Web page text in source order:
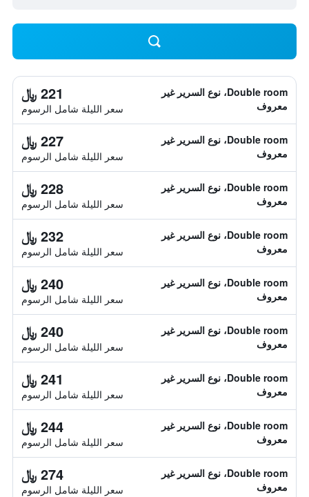
Double room، نوع السرير غير
معروف
221 ﷼
سعر الليلة شامل الرسوم
Double room، نوع السرير غير
معروف
227 ﷼
سعر الليلة شامل الرسوم
Double room، نوع السرير غير
معروف
228 ﷼
سعر الليلة شامل الرسوم
Double room، نوع السرير غير
معروف
232 ﷼
سعر الليلة شامل الرسوم
Double room، نوع السرير غير
معروف
240 ﷼
سعر الليلة شامل الرسوم
Double room، نوع السرير غير
معروف
240 ﷼
سعر الليلة شامل الرسوم
Double room، نوع السرير غير
معروف
241 ﷼
سعر الليلة شامل الرسوم
Double room، نوع السرير غير
معروف
244 ﷼
سعر الليلة شامل الرسوم
Double room، نوع السرير غير
معروف
274 ﷼
سعر الليلة شامل الرسوم